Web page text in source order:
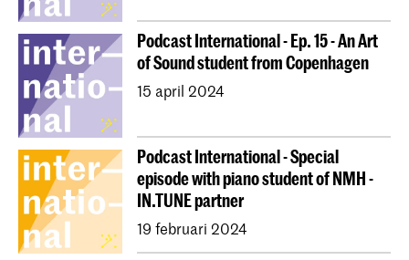
Podcast International - Ep. 15 - An Art
of Sound student from Copenhagen
15 april 2024
Podcast International - Special
episode with piano student of NMH -
IN.TUNE partner
19 februari 2024